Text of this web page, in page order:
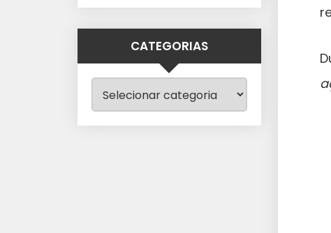
CATEGORIAS